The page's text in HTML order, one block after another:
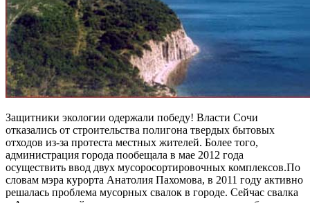
Защитники экологии одержали победу! Власти Сочи
отказались от строительства полигона твердых бытовых
отходов из-за протеста местных жителей. Более того,
администрация города пообещала в мае 2012 года
осуществить ввод двух мусоросортировочных комплексов.По
словам мэра курорта Анатолия Пахомова, в 2011 году активно
решалась проблема мусорных свалок в городе. Сейчас свалка